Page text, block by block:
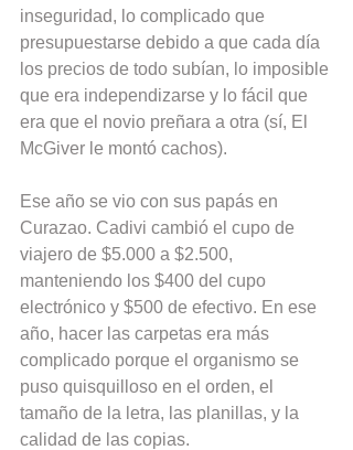
inseguridad, lo complicado que
presupuestarse debido a que cada día
los precios de todo subían, lo imposible
que era independizarse y lo fácil que
era que el novio preñara a otra (sí, El
McGiver le montó cachos).
Ese año se vio con sus papás en
Curazao. Cadivi cambió el cupo de
viajero de $5.000 a $2.500,
manteniendo los $400 del cupo
electrónico y $500 de efectivo. En ese
año, hacer las carpetas era más
complicado porque el organismo se
puso quisquilloso en el orden, el
tamaño de la letra, las planillas, y la
calidad de las copias.